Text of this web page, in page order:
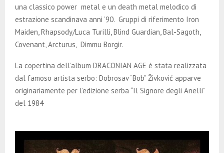
una classico power metal e un death metal melodico di
estrazione scandinava anni ’90. Gruppi di riferimento Iron
Maiden, Rhapsody/Luca Turilli, Blind Guardian, Bal-Sagoth,
Covenant, Arcturus, Dimmu Borgir.
La copertina dell’album DRACONIAN AGE è stata realizzata
dal famoso artista serbo: Dobrosav “Bob” Živković apparve
originariamente per l’edizione serba “Il Signore degli Anelli”
del 1984